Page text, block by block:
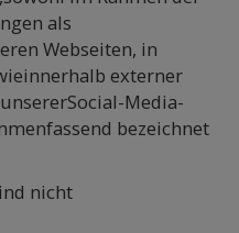
als
Webseiten, in
externer
Media-
bezeichnet
nicht